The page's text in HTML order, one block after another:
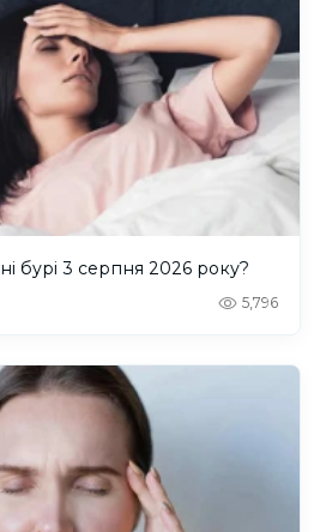
бурі 3 серпня 2026 року?
5,796